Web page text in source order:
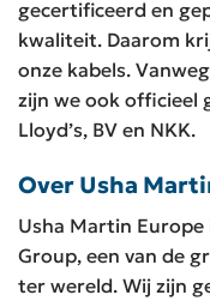
gecertificeerd en
kwaliteit. Daarom
onze kabels.
zijn we ook officieel
Lloyd’s, BV en NKK.
Over Usha
Usha Martin
Group, een van de
ter wereld. Wij zijn